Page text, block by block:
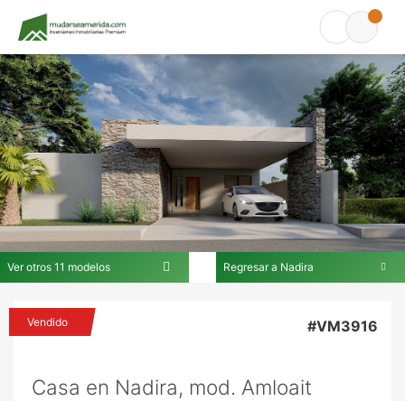
Ver otros 11 modelos Regresar a Nadira
Vendido
En Nadira
Casa en Nadira, mod. Amloait
#VM3916